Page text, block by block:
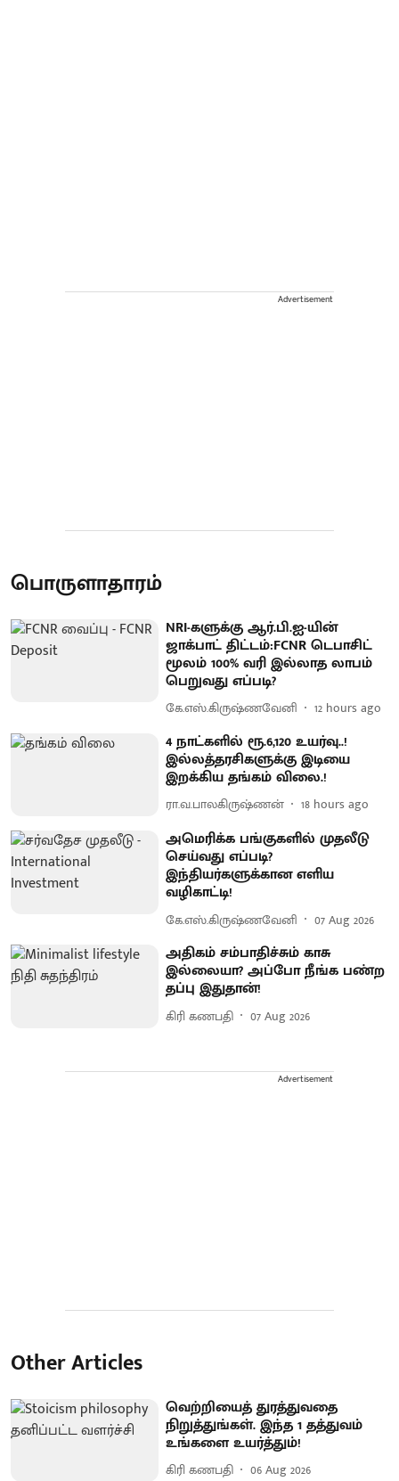
Advertisement
பொருளாதாரம்
NRI-களுக்கு ஆர்.பி.ஐ-யின்
ஜாக்பாட் திட்டம்:FCNR டெபாசிட்
மூலம் 100% வரி இல்லாத லாபம்
பெறுவது எப்படி?
கே.எஸ்.கிருஷ்ணவேனி 12 hours ago
4 நாட்களில் ரூ.6,120 உயர்வு..!
இல்லத்தரசிகளுக்கு இடியை
இறக்கிய தங்கம் விலை.!
ரா.வ.பாலகிருஷ்ணன் 18 hours ago
அமெரிக்க பங்குகளில் முதலீடு
செய்வது எப்படி?
இந்தியர்களுக்கான எளிய
வழிகாட்டி!
கே.எஸ்.கிருஷ்ணவேனி 07 Aug 2026
அதிகம் சம்பாதிச்சும் காசு
இல்லையா? அப்போ நீங்க பண்ற
தப்பு இதுதான்!
கிரி கணபதி 07 Aug 2026
Advertisement
Other Articles
வெற்றியைத் துரத்துவதை
நிறுத்துங்கள். இந்த 1 தத்துவம்
உங்களை உயர்த்தும்!
கிரி கணபதி 06 Aug 2026